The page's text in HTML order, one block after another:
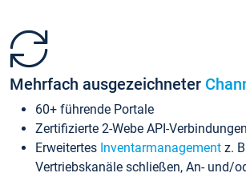
Mehrfach ausgezeichneter
60+ führende Portale
Zertifizierte 2-Webe API-Verbindungen
Erweitertes Inventarmanagement z.
Vertriebskanäle schließen, An- und/